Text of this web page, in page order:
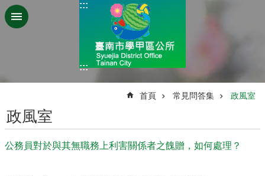
跳到主要內容區塊
:::
:::
首頁 常見問答集 政風室
政風室
公務員對於與其無職務上利害關係者之餽贈，如何處理？